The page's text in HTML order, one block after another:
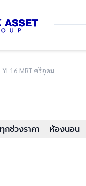
YL16 MRT ศรีอุดม
ทุกช่วงราคา ห้องนอน